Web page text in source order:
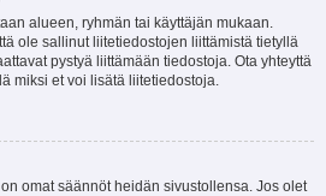
alueen, ryhmän tai käyttäjän mukaan.
ole sallinut liitetiedostojen liittämistä tietyllä
pystyä liittämään tiedostoja. Ota yhteyttä
miksi et voi lisätä liitetiedostoja.
omat säännöt heidän sivustollensa. Jos olet